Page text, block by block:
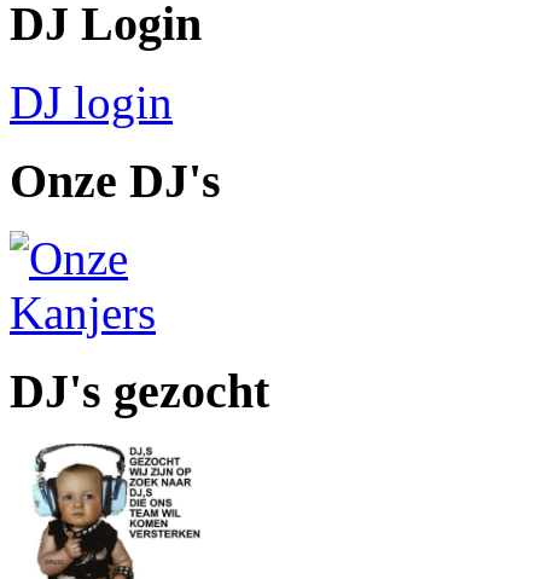
DJ Login
DJ login
Onze DJ's
DJ's gezocht